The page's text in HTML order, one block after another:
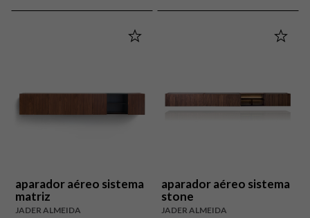
aparador aéreo sistema
matriz
JADER ALMEIDA
aparador aéreo sistema
stone
JADER ALMEIDA